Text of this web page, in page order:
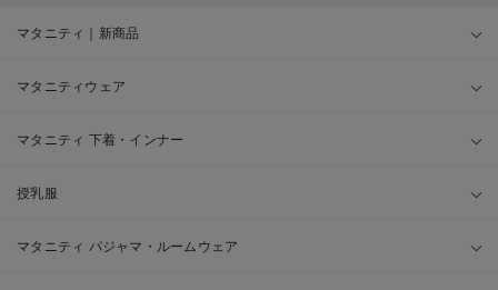
マタニティ｜新商品
マタニティウェア
マタニティ 下着・インナー
授乳服
マタニティ パジャマ・ルームウェア